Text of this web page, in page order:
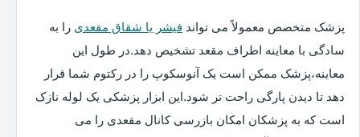
پزشک متخصص معمولاً می تواند فیشر یا شقاق مقعدی را به
سادگی با معاینه اطراف مقعد تشخیص دهد.در طول این
معاینه،پزشک ممکن است یک آنوسکوپ را در رکتوم شما قرار
دهد تا دیدن پارگی راحت تر شود.این ابزار پزشکی یک لوله نازک
است که به پزشکان امکان بازرسی کانال مقعدی را می